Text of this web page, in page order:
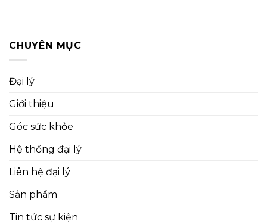
CHUYÊN MỤC
Đại lý
Giới thiệu
Góc sức khỏe
Hệ thống đại lý
Liên hệ đại lý
Sản phẩm
Tin tức sự kiện